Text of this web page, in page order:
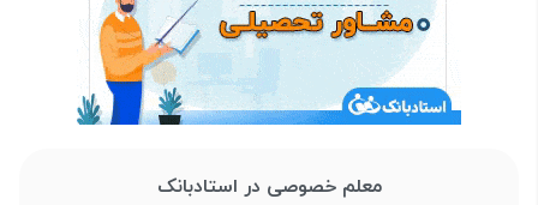
معلم خصوصی در استادبانک